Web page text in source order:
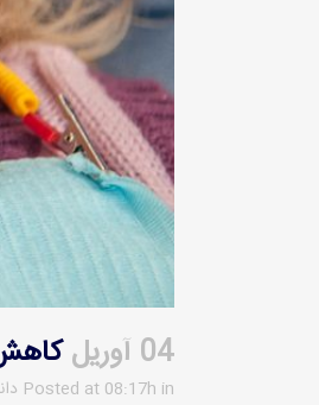
04 آوریل
Posted at 08:17h in